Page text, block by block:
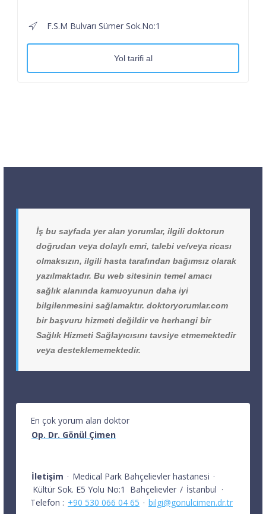
F.S.M Bulvarı Sümer Sok.No:1
Yol tarifi al
İş bu sayfada yer alan yorumlar, ilgili doktorun
doğrudan veya dolaylı emri, talebi ve/veya ricası
olmaksızın, ilgili hasta tarafından bağımsız olarak
yazılmaktadır. Bu web sitesinin temel amacı
sağlık alanında kamuoyunun daha iyi
bilgilenmesini sağlamaktır. doktoryorumlar.com
bir başvuru hizmeti değildir ve herhangi bir
Sağlık Hizmeti Sağlayıcısını tavsiye etmemektedir
veya desteklememektedir.
En çok yorum alan doktor
Op. Dr. Gönül Çimen
İletişim · Medical Park Bahçelievler hastanesi ·
Kültür Sok. E5 Yolu No:1
Bahçelievler / İstanbul ·
Telefon : +90 530 066 04 65 · bilgi@gonulcimen.dr.tr